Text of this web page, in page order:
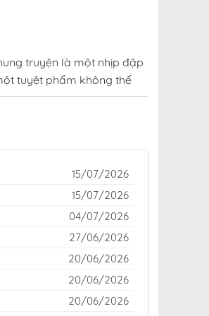
truyện là một nhịp đập
tuyệt phẩm không thể
— đều được cập nhật
Vị Nữ Đồ Đệ Nhập Tọa
15/07/2026
15/07/2026
04/07/2026
27/06/2026
20/06/2026
20/06/2026
20/06/2026